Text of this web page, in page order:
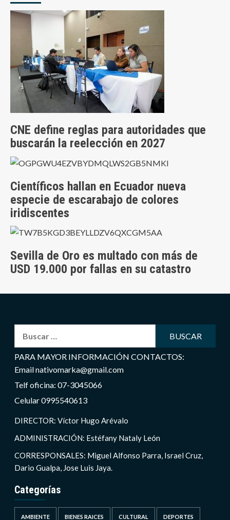
CNE define reglas para autoridades que
buscarán la reelección en 2027
Científicos hallan en Ecuador nueva
especie de escarabajo de colores
iridiscentes
Sevilla de Oro es multado con más de
USD 19.000 por fallas en su catastro
PARA MAYOR INFORMACIÓN CONTACTOS:
Email nativomarka@gmail.com
Telf oficina: 07-3045066
Celular 0995540613
DIRECTOR: Víctor Hugo Arévalo
ADMINISTRACIÓN: Estéfany Nataly León
CORRESPONSALES: Miguel Alfonso Parra, Israel Cruz,
Dario Gualpa, Jose Luis Jaya.
Categorías
AMBIENTE BIENES RAICES CULTURAL DEPORTES